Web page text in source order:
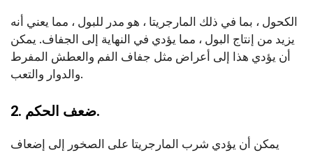
الكحول ، بما في ذلك المارجريتا ، هو مدر للبول ، مما يعني أنه
يزيد من إنتاج البول ، مما يؤدي في النهاية إلى الجفاف. يمكن
أن يؤدي هذا إلى أعراض مثل جفاف الفم والعطش المفرط
والدوار والتعب.
2. ضعف الحكم.
يمكن أن يؤدي شرب المارجريتا على الصخور إلى إضعاف